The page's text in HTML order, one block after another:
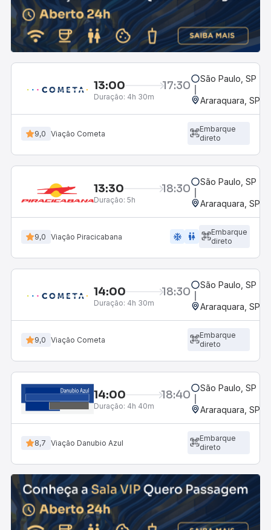
13:00 17:30
Duração: 4h 30m
São Paulo, SP -
Araraquara, SP -
9,0 Viação Cometa
Embarque
direto
13:30 18:30
Duração: 5h
São Paulo, SP -
Araraquara, SP -
9,0 Viação Piracicabana ac_unit wc
Embarque
direto
14:00 18:30
Duração: 4h 30m
São Paulo, SP -
Araraquara, SP -
9,0 Viação Cometa
Embarque
direto
14:00 18:40
Duração: 4h 40m
São Paulo, SP -
Araraquara, SP -
8,7 Viação Danubio Azul
Embarque
direto